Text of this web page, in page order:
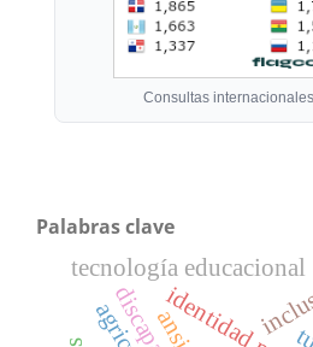
Consultas
Palabras clave
tecnología educacional